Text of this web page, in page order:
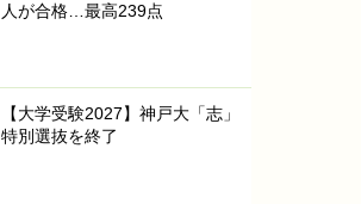
人が合格…最高239点
【大学受験2027】神戸大「志」
特別選抜を終了